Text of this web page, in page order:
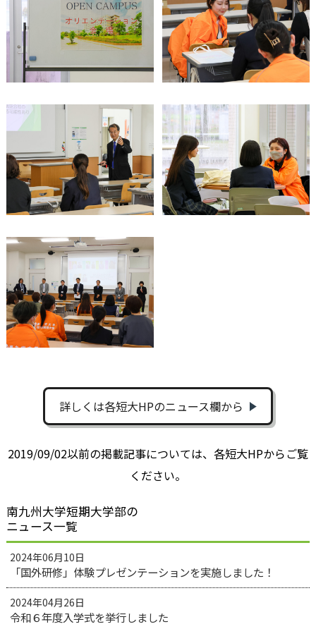
詳しくは各短大HPのニュース欄から
2019/09/02以前の掲載記事については、各短大HPからご覧
ください。
南九州大学短期大学部の
ニュース一覧
2024年06月10日
「国外研修」体験プレゼンテーションを実施しました！
2024年04月26日
令和６年度入学式を挙行しました